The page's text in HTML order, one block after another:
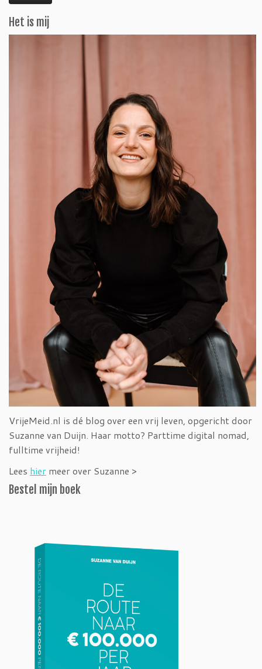
Het is mij
VrijeMeid.nl is dé blog over een vrij leven, opgericht door
Suzanne van Duijn. Haar motto? Parttime digital nomad,
fulltime vrijheid!
Lees hier meer over Suzanne >
Bestel mijn boek